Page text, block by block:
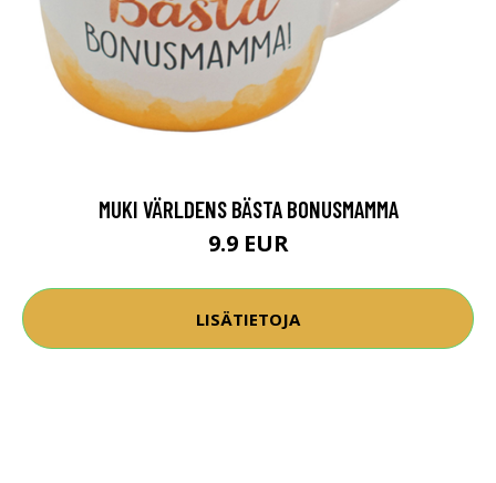
MUKI VÄRLDENS BÄSTA BONUSMAMMA
9.9 EUR
LISÄTIETOJA